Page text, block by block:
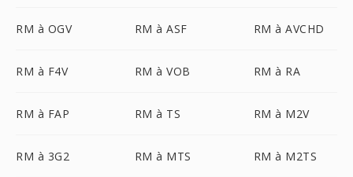
RM à OGV RM à ASF RM à AVCHD
RM à F4V RM à VOB RM à RA
RM à FAP RM à TS RM à M2V
RM à 3G2 RM à MTS RM à M2TS